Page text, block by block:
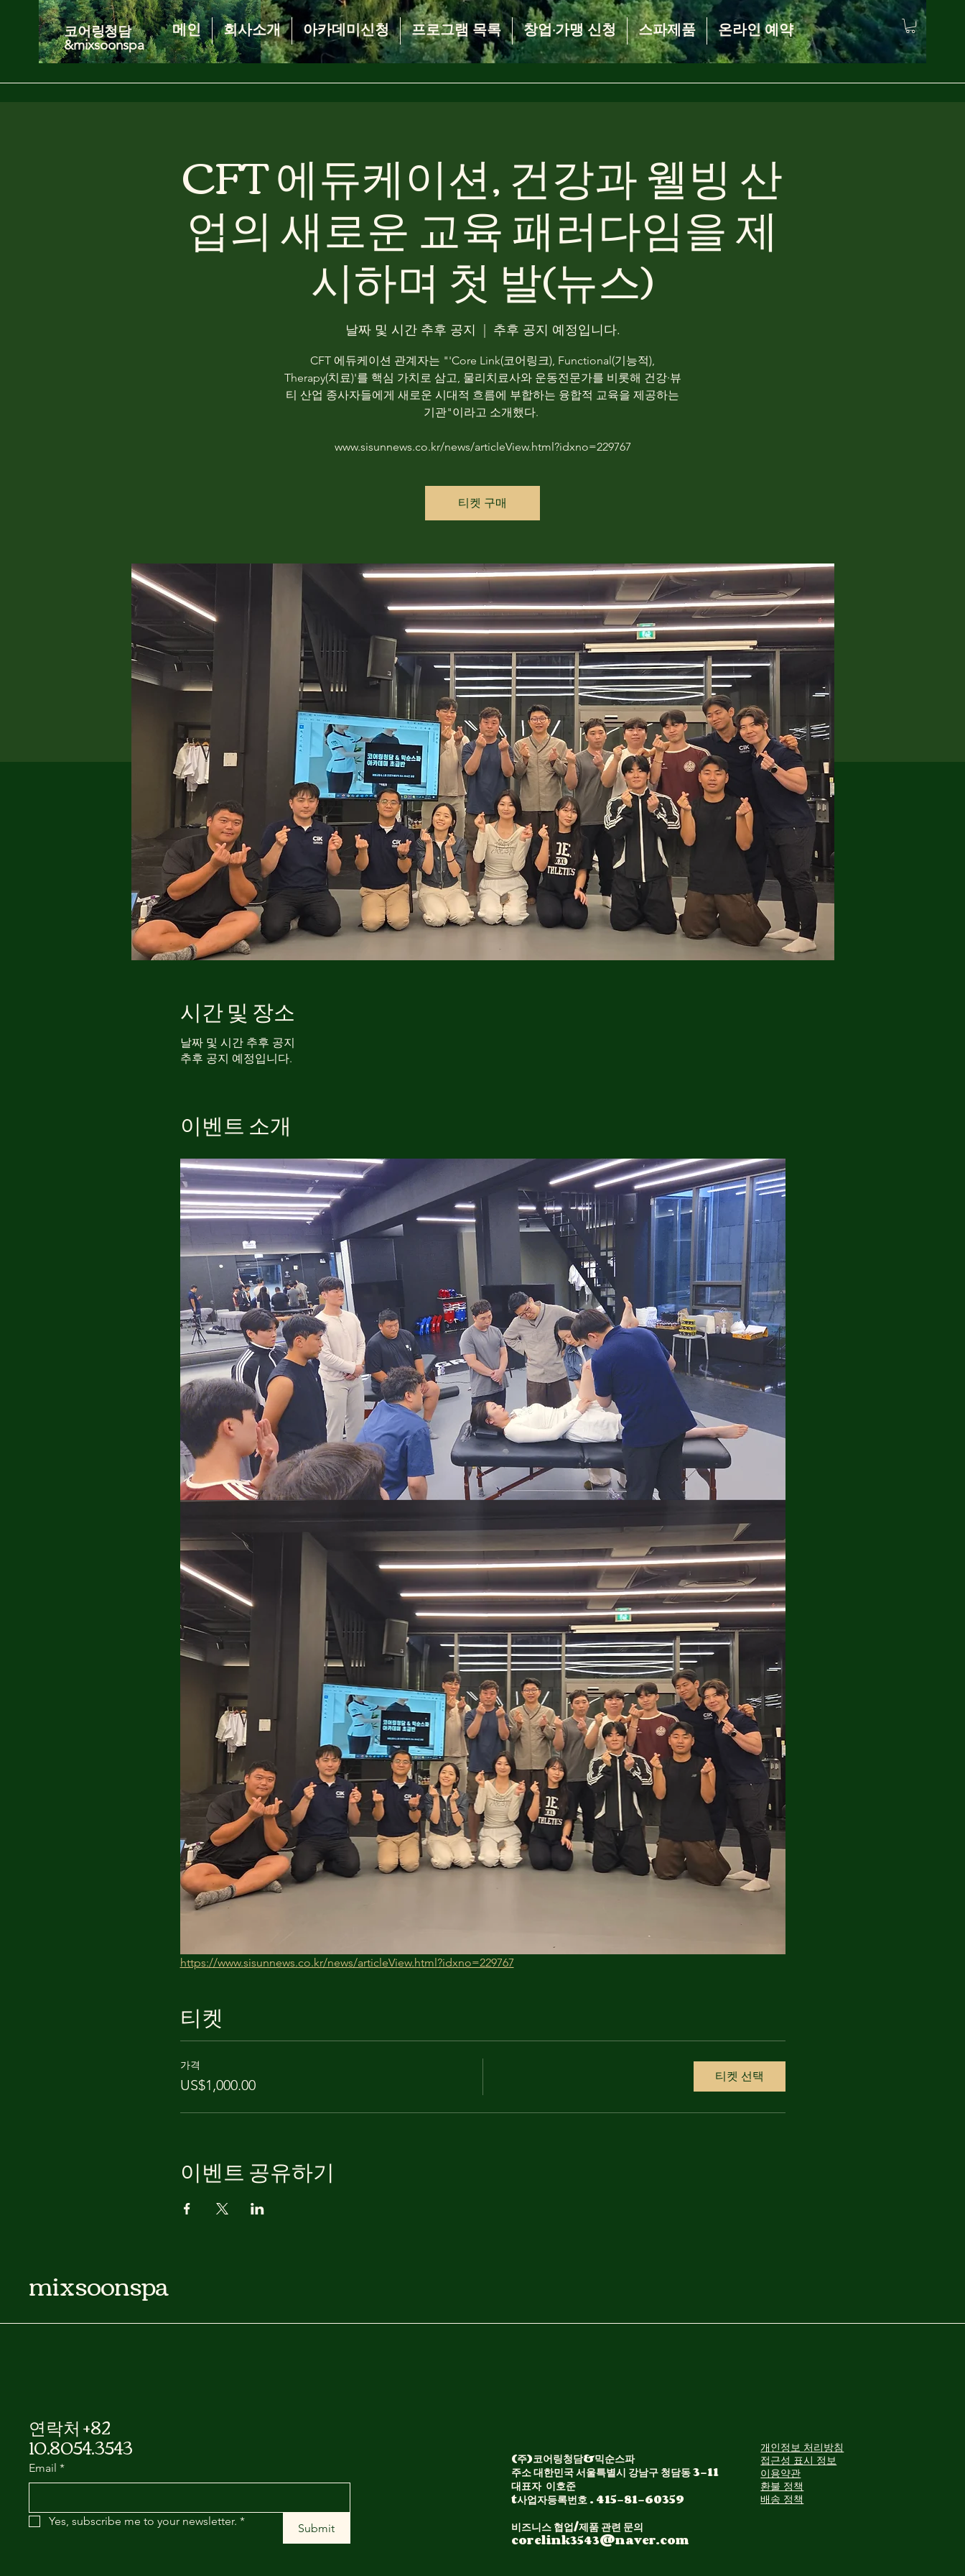
코어링청담
&mixsoonspa
메인 회사소개 아카데미신청 프로그램 목록 창업·가맹 신청 스파제품 온라인 예약
CFT 에듀케이션, 건강과 웰빙 산
업의 새로운 교육 패러다임을 제
시하며 첫 발(뉴스)
날짜 및 시간 추후 공지 추후 공지 예정입니다.
CFT 에듀케이션 관계자는 "'Core Link(코어링크), Functional(기능적),
Therapy(치료)'를 핵심 가치로 삼고, 물리치료사와 운동전문가를 비롯해 건강·뷰
티 산업 종사자들에게 새로운 시대적 흐름에 부합하는 융합적 교육을 제공하는
기관"이라고 소개했다.
www.sisunnews.co.kr/news/articleView.html?idxno=229767
티켓 구매
시간 및 장소
날짜 및 시간 추후 공지
추후 공지 예정입니다.
이벤트 소개
https://www.sisunnews.co.kr/news/articleView.html?idxno=229767
티켓
가격
US$1,000.00 티켓 선택
이벤트 공유하기
mixsoonspa
연락처 +82
10.8054.3543
Email *
Yes, subscribe me to your newsletter. *
Submit
(주)코어링청담&믹순스파
주소 대한민국 서울특별시 강남구 청담동 3-11
대표자 이호준​
t사업자등록번호 . 415-81-60359
비즈니스 협업/제품 관련 문의
corelink3543@naver.com
개인정보 처리방침
접근성 표시 정보
이용약관
환불 정책
배송 정책